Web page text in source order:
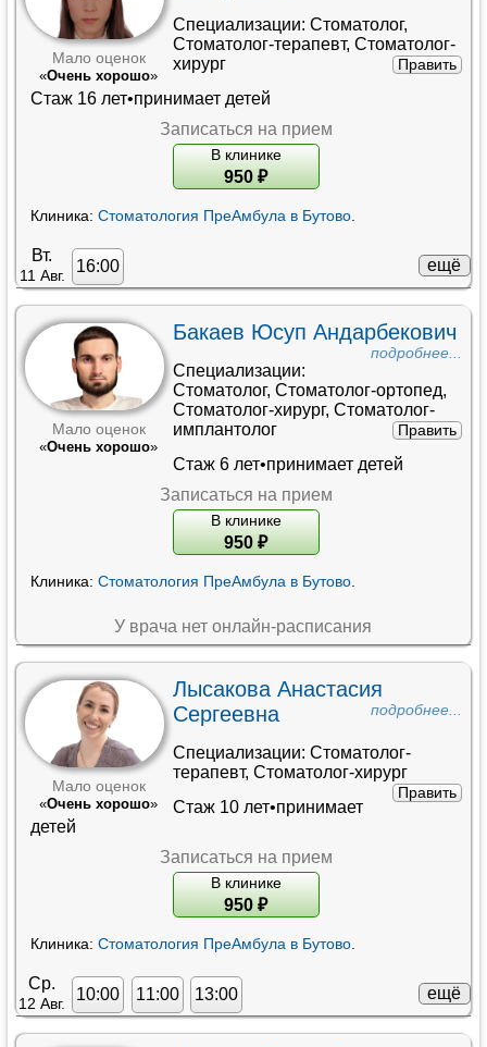
Мало оценок
«Очень хорошо»
Специализации: Стоматолог,
Стоматолог-терапевт, Стоматолог-
хирург
Править
Стаж 16 лет•принимает детей
Записаться на прием
В клинике
950 ₽
Клиника: Стоматология ПреАмбула в Бутово.
Вт.
11 Авг.
16:00 ещё
Мало оценок
«Очень хорошо»
Бакаев Юсуп Андарбекович
подробнее...
Специализации:
Стоматолог, Стоматолог-ортопед,
Стоматолог-хирург, Стоматолог-
имплантолог
Править
Стаж 6 лет•принимает детей
Записаться на прием
В клинике
950 ₽
Клиника: Стоматология ПреАмбула в Бутово.
У врача нет онлайн-расписания
Мало оценок
«Очень хорошо»
Лысакова Анастасия
Сергеевна
подробнее...
Специализации: Стоматолог-
терапевт, Стоматолог-хирург
Править
Стаж 10 лет•принимает
детей
Записаться на прием
В клинике
950 ₽
Клиника: Стоматология ПреАмбула в Бутово.
Ср.
12 Авг.
10:00 11:00 13:00 ещё